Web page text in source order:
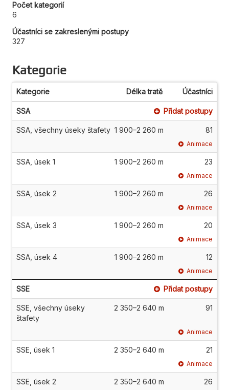
Počet kategorií
6
Účastníci se zakreslenými postupy
327
Kategorie
Kategorie Délka tratě Účastníci
SSA Přidat postupy
SSA, všechny úseky štafety 1 900–2 260 m 81
Animace
SSA, úsek 1 1 900–2 260 m 23
Animace
SSA, úsek 2 1 900–2 260 m 26
Animace
SSA, úsek 3 1 900–2 260 m 20
Animace
SSA, úsek 4 1 900–2 260 m 12
Animace
SSE Přidat postupy
SSE, všechny úseky
štafety
2 350–2 640 m 91
Animace
SSE, úsek 1 2 350–2 640 m 21
Animace
SSE, úsek 2 2 350–2 640 m 26